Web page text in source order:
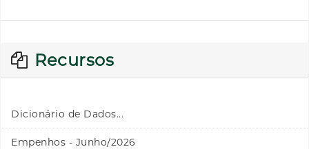
Recursos
Dicionário de Dados...
Empenhos - Junho/2026